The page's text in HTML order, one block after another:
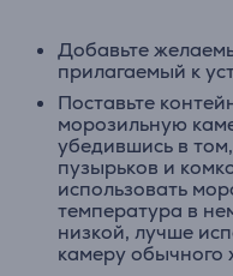
Добавьте
прилагаемый к
Поставьте
морозильную
убедившись в
пузырьков и
использовать
температура в
низкой, лучше
камеру обычного